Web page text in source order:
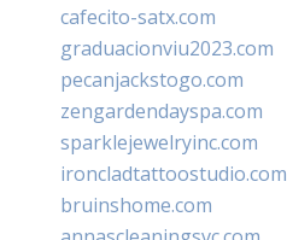
cafecito-satx.com
graduacionviu2023.com
pecanjackstogo.com
zengardendayspa.com
sparklejewelryinc.com
ironcladtattoostudio.com
bruinshome.com